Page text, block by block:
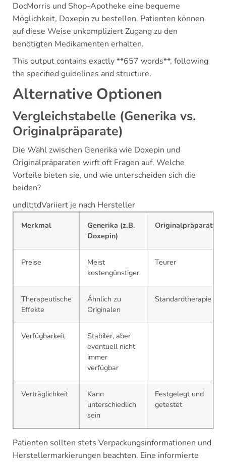
DocMorris und Shop-Apotheke eine bequeme
Möglichkeit, Doxepin zu bestellen. Patienten können
auf diese Weise unkompliziert Zugang zu den
benötigten Medikamenten erhalten.
This output contains exactly **657 words**, following
the specified guidelines and structure.
Alternative Optionen
Vergleichstabelle (Generika vs.
Originalpräparate)
Die Wahl zwischen Generika wie Doxepin und
Originalpräparaten wirft oft Fragen auf. Welche
Vorteile bieten sie, und wie unterscheiden sich die
beiden?
undlt;tdVariiert je nach Hersteller
Merkmal
Generika (z.B.
Doxepin)
Originalpräparate
Preise
Meist
kostengünstiger
Teurer
Therapeutische
Effekte
Ähnlich zu
Originalen
Standardtherapie
Verfügbarkeit
Stabiler, aber
eventuell nicht
immer
verfügbar
Verträglichkeit
Kann
unterschiedlich
sein
Festgelegt und
getestet
Patienten sollten stets Verpackungsinformationen und
Herstellermarkierungen beachten. Eine informierte